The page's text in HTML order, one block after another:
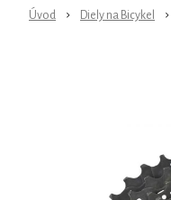
Úvod Diely na Bicykel